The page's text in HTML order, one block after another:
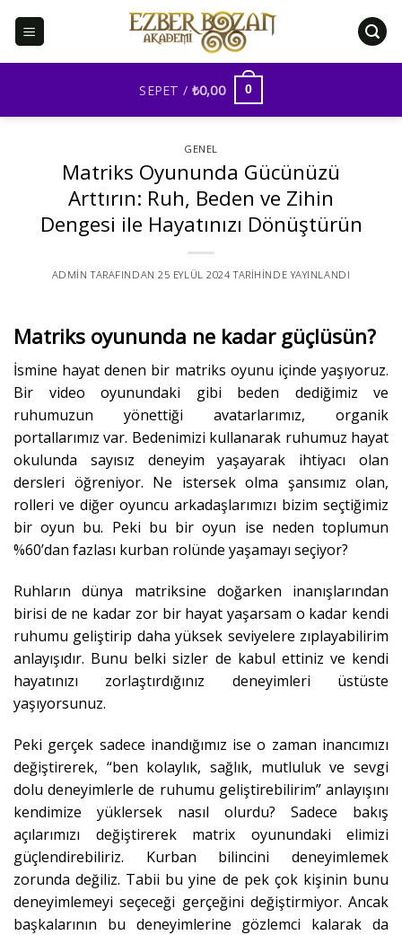
SEPET / ₺0,00 0
GENEL
Matriks Oyununda Gücünüzü
Arttırın: Ruh, Beden ve Zihin
Dengesi ile Hayatınızı Dönüştürün
ADMIN TARAFINDAN 25 EYLÜL 2024 TARIHINDE YAYINLANDI
Matriks oyununda ne kadar güçlüsün?
İsmine hayat denen bir matriks oyunu içinde yaşıyoruz.
Bir video oyunundaki gibi beden dediğimiz ve
ruhumuzun yönettiği avatarlarımız, organik
portallarımız var. Bedenimizi kullanarak ruhumuz hayat
okulunda sayısız deneyim yaşayarak ihtiyacı olan
dersleri öğreniyor. Ne istersek olma şansımız olan,
rolleri ve diğer oyuncu arkadaşlarımızı bizim seçtiğimiz
bir oyun bu. Peki bu bir oyun ise neden toplumun
%60’dan fazlası kurban rolünde yaşamayı seçiyor?
Ruhların dünya matriksine doğarken inanışlarından
birisi de ne kadar zor bir hayat yaşarsam o kadar kendi
ruhumu geliştirip daha yüksek seviyelere zıplayabilirim
anlayışıdır. Bunu belki sizler de kabul ettiniz ve kendi
hayatınızı zorlaştırdığınız deneyimleri üstüste
yaşıyorsunuz.
Peki gerçek sadece inandığımız ise o zaman inancımızı
değiştirerek, “ben kolaylık, sağlık, mutluluk ve sevgi
dolu deneyimlerle de ruhumu geliştirebilirim” anlayışını
kendimize yüklersek nasıl olurdu? Sadece bakış
açılarımızı değiştirerek matrix oyunundaki elimizi
güçlendirebiliriz. Kurban bilincini deneyimlemek
zorunda değiliz. Tabii bu yine de pek çok kişinin bunu
deneyimlemeyi seçeceği gerçeğini değiştirmiyor. Ancak
başkalarının bu deneyimlerine gözlemci kalarak da